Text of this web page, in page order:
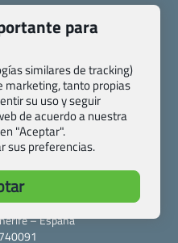
Contacto
disposiciones específicas
Condiciones generales
Transparencia
– sitemap
S.L.U.
Local 13
– Adeje
– España
para
similares de tracking)
marketing, tanto propias
su uso y seguir
de acuerdo a nuestra
"Aceptar".
sus preferencias.